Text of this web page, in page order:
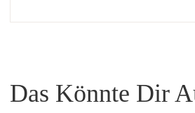
Das Könnte Dir